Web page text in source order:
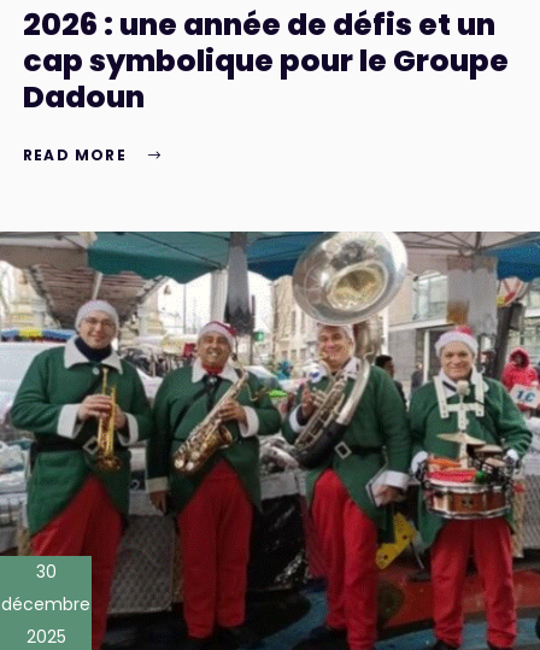
2026 : une année de défis et un
cap symbolique pour le Groupe
Dadoun
READ MORE
30
décembre
2025